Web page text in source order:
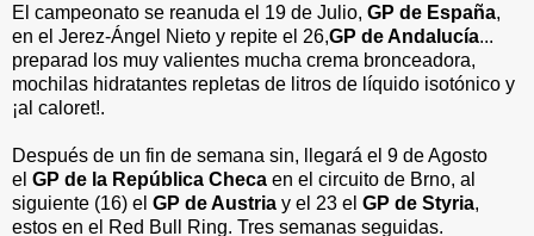
El campeonato se reanuda el 19 de Julio, GP de España,
en el Jerez-Ángel Nieto y repite el 26,GP de Andalucía...
preparad los muy valientes mucha crema bronceadora,
mochilas hidratantes repletas de litros de líquido isotónico y
¡al caloret!.
Después de un fin de semana sin, llegará el 9 de Agosto
el GP de la República Checa en el circuito de Brno, al
siguiente (16) el GP de Austria y el 23 el GP de Styria,
estos en el Red Bull Ring. Tres semanas seguidas.